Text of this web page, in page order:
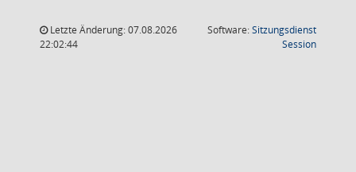
Letzte Änderung: 07.08.2026
22:02:44
Software:Sitzungsdienst
Session(Wird in